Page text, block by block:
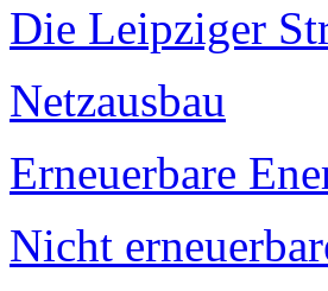
Die Leipziger
Netzausbau
Erneuerbare
Nicht